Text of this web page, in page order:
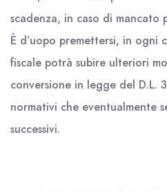
scadenza, in caso di mancato
È d’uopo premettersi, in ogni
fiscale potrà subire ulteriori
conversione in legge del
normativi che eventualmente
successivi.